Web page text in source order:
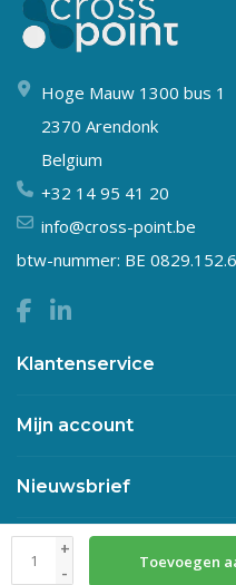
+
-
Toevoegen
Hoge Mauw 1300 bus 1
2370 Arendonk
Belgium
+32 14 95 41 20
info@cross-point.be
btw-nummer: BE
Klantenservice
Mijn account
Nieuwsbrief
© Copyright 2026 Crosspoint